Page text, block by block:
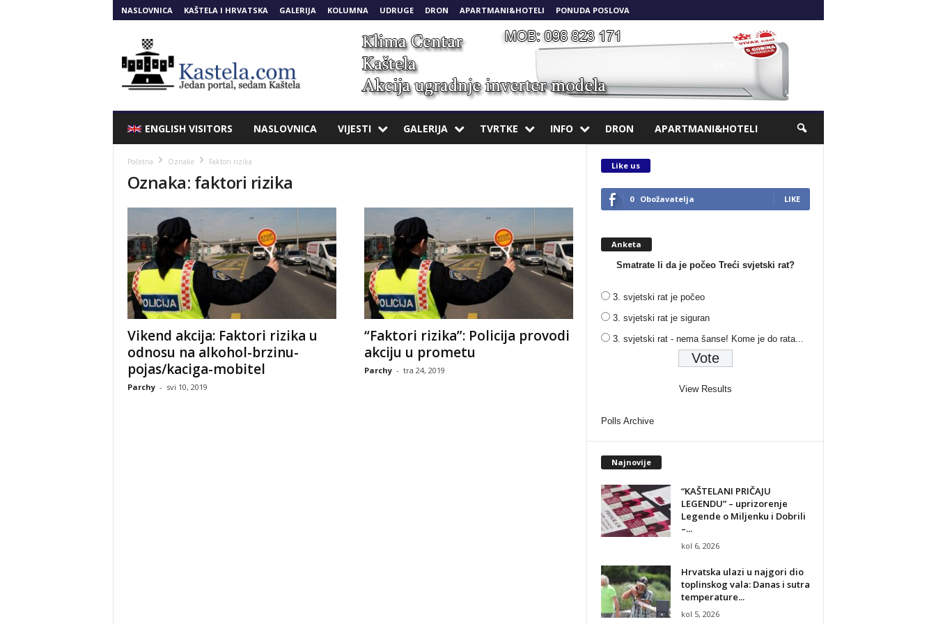
NASLOVNICA KAŠTELA I HRVATSKA GALERIJA KOLUMNA UDRUGE DRON APARTMANI&HOTELI PONUDA POSLOVA
ENGLISH VISITORS NASLOVNICA VIJESTI GALERIJA TVRTKE INFO DRON APARTMANI&HOTELI
Početna Oznake Faktori rizika
Oznaka: faktori rizika
Vikend akcija: Faktori rizika u
odnosu na alkohol-brzinu-
pojas/kaciga-mobitel
Parchy - svi 10, 2019
“Faktori rizika”: Policija provodi
akciju u prometu
Parchy - tra 24, 2019
Like us
0 Obožavatelja LIKE
Anketa
Smatrate li da je počeo Treći svjetski rat?
3. svjetski rat je počeo
3. svjetski rat je siguran
3. svjetski rat - nema šanse! Kome je do rata...
View Results
Polls Archive
Najnovije
“KAŠTELANI PRIČAJU
LEGENDU” – uprizorenje
Legende o Miljenku i Dobrili
–...
kol 6, 2026
Hrvatska ulazi u najgori dio
toplinskog vala: Danas i sutra
temperature...
kol 5, 2026